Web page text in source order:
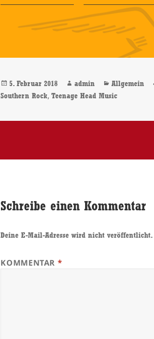
Veröffentlicht
am
5. Februar 2018 Autor
admin Kategorien
Allgemein
Southern Rock,Teenage Head Music
Schreibe einen Kommentar
Deine E-Mail-Adresse wird nicht veröffentlicht.
KOMMENTAR *